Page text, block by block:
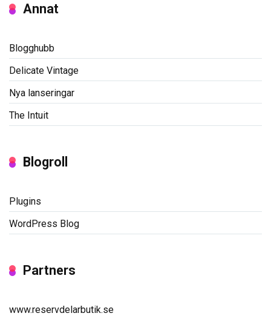
Annat
Blogghubb
Delicate Vintage
Nya lanseringar
The Intuit
Blogroll
Plugins
WordPress Blog
Partners
www.reservdelarbutik.se